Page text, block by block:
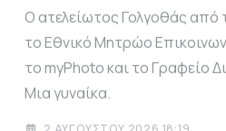
Ο ατελείωτος Γολγοθάς από
το Εθνικό Μητρώο
το myPhoto και το Γραφείο
Μια γυναίκα.
2 ΑΥΓΟΎΣΤΟΥ 2026 18:19